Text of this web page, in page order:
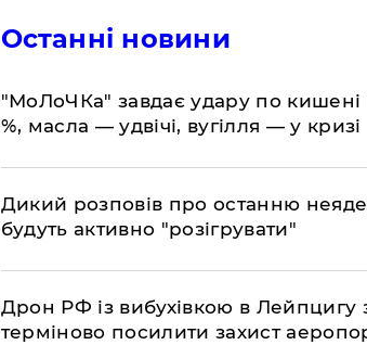
Останні новини
​"МоЛоЧКа" завдає удару по кишені
%, масла — удвічі, вугілля — у кризі
​Дикий розповів про останню
будуть активно "розігрувати"
​Дрон РФ із вибухівкою в Лейпцигу
терміново посилити захист